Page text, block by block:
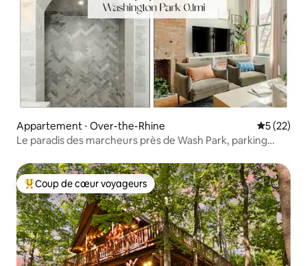
Appartement ⋅ Over-the-Rhine
5 (22)
Le paradis des marcheurs près de Wash Park, parking
Coups de cœur voyageurs les plus appréciés
Coup de cœur voyageurs